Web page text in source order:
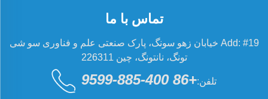
تماس با ما
Add: #19 خیابان زهو سونگ، پارک صنعتی علم و فناوری سو شی
تونگ، نانتونگ، چین 226311
تلفن:+86 400-885-9599